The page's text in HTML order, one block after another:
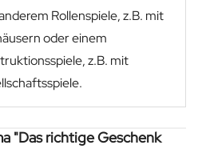
Rollenspiele, z.B. mit
oder einem
z.B. mit
"Das richtige Geschenk